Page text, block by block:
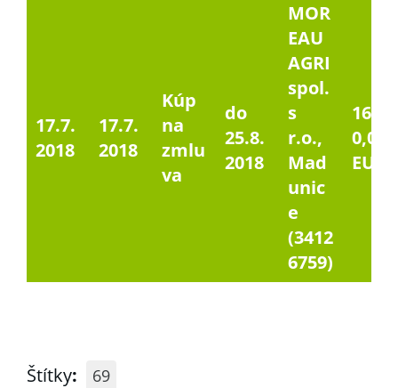
17.7.
2018
17.7.
2018
Kúp
na
zmlu
va
do
25.8.
2018
MOR
EAU
AGRI
spol.
s
r.o.,
Mad
unic
e
(3412
6759)
1629
0,00
EUR
Štítky: 69